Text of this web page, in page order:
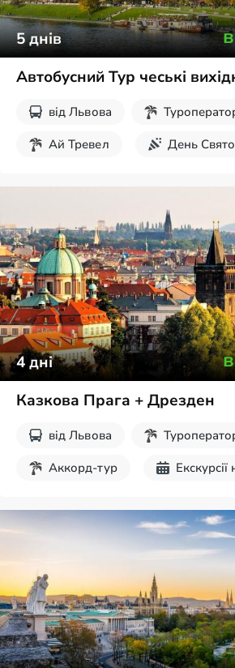
5днів
Автобусний Тур чеські
від Львова
Ай Тревел
День
4дні
Казкова Прага + Дрезден
від Львова
Аккорд-тур
Екскурсії